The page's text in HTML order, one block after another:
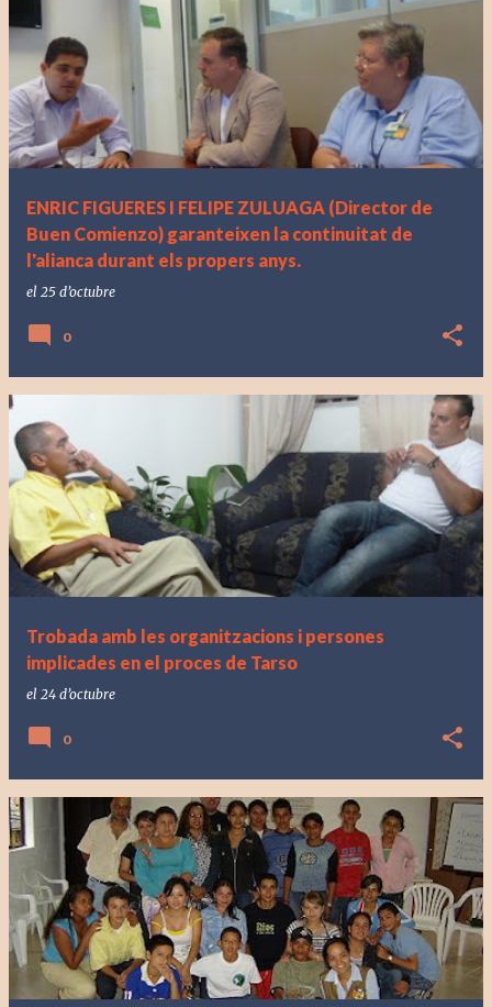
ENRIC FIGUERES I FELIPE ZULUAGA (Director de
Buen Comienzo) garanteixen la continuitat de
l'alianca durant els propers anys.
el 25 d’octubre
0
Trobada amb les organitzacions i persones
implicades en el proces de Tarso
el 24 d’octubre
0